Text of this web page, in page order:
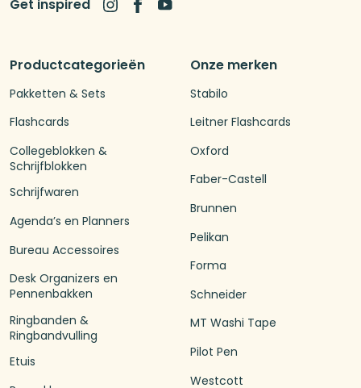
Productcategorieën
Pakketten & Sets
Flashcards
Collegeblokken &
Schrijfblokken
Schrijfwaren
Agenda’s en Planners
Bureau Accessoires
Desk Organizers en
Pennenbakken
Ringbanden &
Ringbandvulling
Etuis
Onze merken
Stabilo
Leitner Flashcards
Oxford
Faber-Castell
Brunnen
Pelikan
Forma
Schneider
MT Washi Tape
Pilot Pen
Westcott
Get inspired